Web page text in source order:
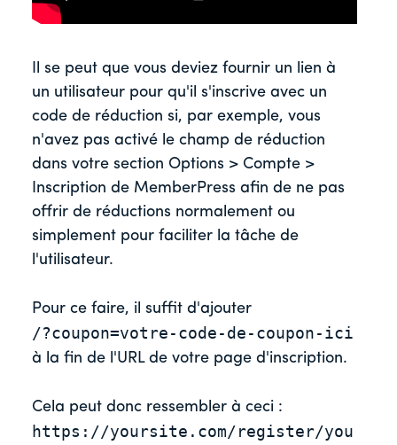
Il se peut que vous deviez fournir un lien à
un utilisateur pour qu'il s'inscrive avec un
code de réduction si, par exemple, vous
n'avez pas activé le champ de réduction
dans votre section Options > Compte >
Inscription de MemberPress afin de ne pas
offrir de réductions normalement ou
simplement pour faciliter la tâche de
l'utilisateur.
Pour ce faire, il suffit d'ajouter
/?coupon=votre-code-de-coupon-ici
à la fin de l'URL de votre page d'inscription.
Cela peut donc ressembler à ceci :
https://yoursite.com/register/you